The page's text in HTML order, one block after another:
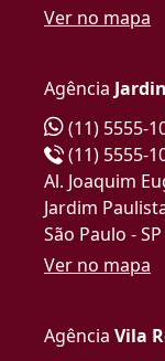
Ver no mapa
Agência
(11) 5555-
(11) 5555-
Al. Joaquim
Jardim
São Paulo - SP
Ver no mapa
Agência Vila